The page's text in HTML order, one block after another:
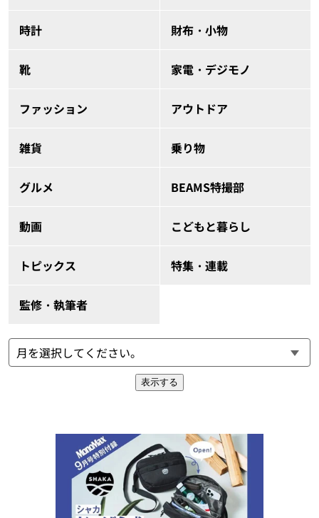
時計 財布・小物
靴 家電・デジモノ
ファッション アウトドア
雑貨 乗り物
グルメ BEAMS特撮部
動画 こどもと暮らし
トピックス 特集・連載
監修・執筆者
表示する